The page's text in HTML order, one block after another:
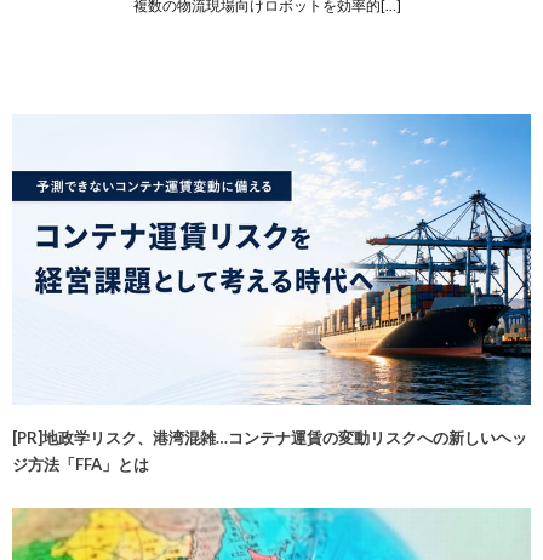
複数の物流現場向けロボットを効率的[…]
[PR]地政学リスク、港湾混雑…コンテナ運賃の変動リスクへの新しいヘッ
ジ方法「FFA」とは